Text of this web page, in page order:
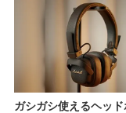
ガシガシ使えるヘッ